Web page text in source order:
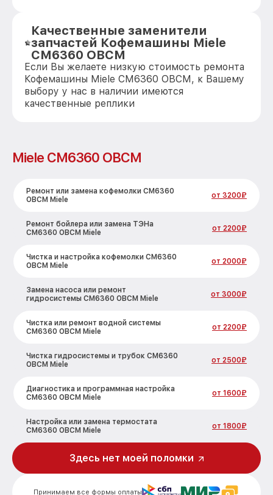
Качественные заменители
запчастей Кофемашины Miele
CM6360 OBCM
Если Вы желаете низкую стоимость ремонта
Кофемашины Miele CM6360 OBCM, к Вашему
выбору у нас в наличии имеются
качественные реплики
Miele CM6360 OBCM
Ремонт или замена кофемолки CM6360
OBCM Miele
от 3200₽
Ремонт бойлера или замена ТЭНа
CM6360 OBCM Miele
от 2200₽
Чистка и настройка кофемолки CM6360
OBCM Miele
от 2000₽
Замена насоса или ремонт
гидросистемы CM6360 OBCM Miele
от 3000₽
Чистка или ремонт водной системы
CM6360 OBCM Miele
от 2200₽
Чистка гидросистемы и трубок CM6360
OBCM Miele
от 2500₽
Диагностика и программная настройка
CM6360 OBCM Miele
от 1600₽
Настройка или замена термостата
CM6360 OBCM Miele
от 1800₽
Ремонт или замена капучинатора
CM6360 OBCM Miele
Ремонт пароблока или декальцинация
от 3000₽
Принимаем все формы оплаты
Здесь нет моей поломки